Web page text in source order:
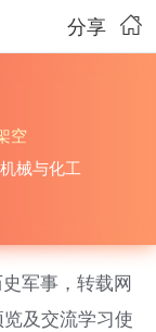
分享
空
械与化工
军事，转载网
及交流学习使